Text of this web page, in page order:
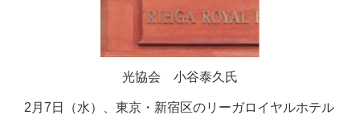
光協会 小谷泰久氏
2月7日（水）、東京・新宿区のリーガロイヤルホテル